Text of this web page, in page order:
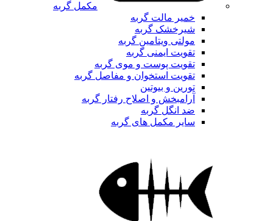
مکمل گربه
خمیر مالت گربه
شیرخشک گربه
مولتی ویتامین گربه
تقویت ایمنی گربه
تقویت پوست و موی گربه
تقویت استخوان و مفاصل گربه
تورین و بیوتین
آرامبخش و اصلاح رفتار گربه
ضد انگل گربه
سایر مکمل های گربه